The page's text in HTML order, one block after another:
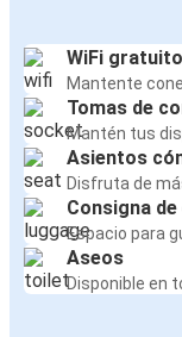
WiFi gratuito
Mantente
Tomas de
Mantén tus
Asientos
Disfruta de
Consigna
Espacio para
Aseos
Disponible en